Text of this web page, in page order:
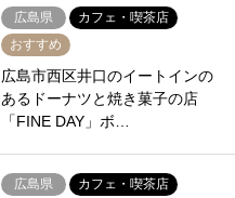
広島県
カフェ・喫茶店
おすすめ
広島市西区井口のイートインの
あるドーナツと焼き菓子の店
「FINE DAY」ボ…
広島県
カフェ・喫茶店